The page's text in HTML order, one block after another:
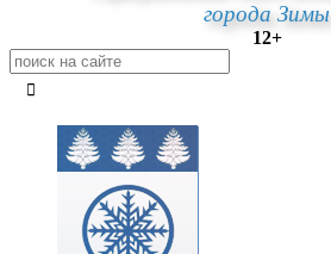
города Зимы
12+